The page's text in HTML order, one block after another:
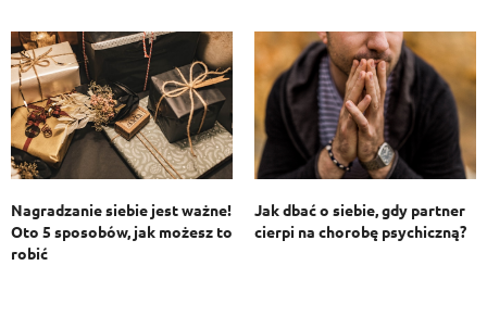
Nagradzanie siebie jest ważne!
Oto 5 sposobów, jak możesz to
robić
Jak dbać o siebie, gdy partner
cierpi na chorobę psychiczną?